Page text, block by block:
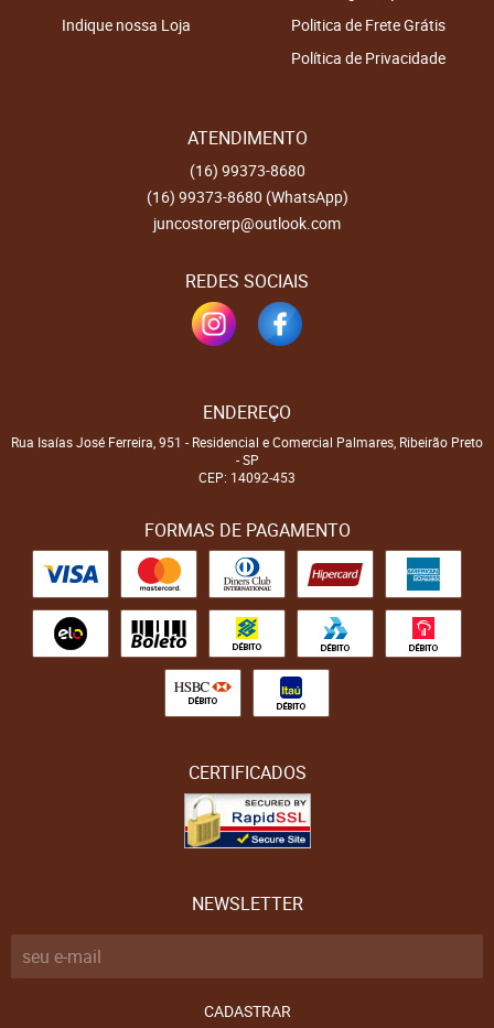
Indique nossa Loja
Politica de Frete Grátis
Política de Privacidade
ATENDIMENTO
(16) 99373-8680
(16) 99373-8680 (WhatsApp)
juncostorerp@outlook.com
REDES SOCIAIS
ENDEREÇO
Rua Isaías José Ferreira, 951 - Residencial e Comercial Palmares, Ribeirão Preto
-SP
CEP: 14092-453
FORMAS DE PAGAMENTO
CERTIFICADOS
NEWSLETTER
CADASTRAR